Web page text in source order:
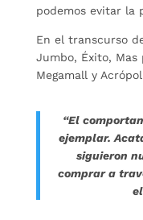
podemos evitar la
En el transcurso
Jumbo, Éxito, Mas
Megamall y
“El
ejemplar.
siguieron
comprar a